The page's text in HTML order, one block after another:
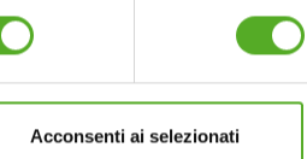
Acconsenti ai selezionati
0
€